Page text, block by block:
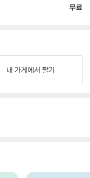
무료
내 가게에서 팔기